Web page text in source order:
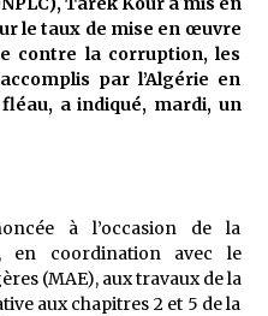
le taux de mise en œuvre
contre la corruption, les
par l’Algérie en
a indiqué, mardi, un
à l’occasion de la
en coordination avec le
(MAE), aux travaux de la
aux chapitres 2 et 5 de la